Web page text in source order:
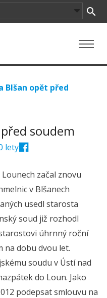
Blšan opět před
soudem
lety
začal znovu
v Blšanech
usedl starosta
soud již rozhodl
úhrnný roční
na dobu dvou let.
soudu v Ústí nad
do Loun. Jako
podepsat smlouvu na